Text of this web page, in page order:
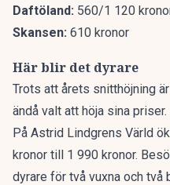
Daftöland: 560/1 120
Skansen: 610 kronor
Här blir det dyrare
Trots att årets snitthöjning
ändå valt att höja sina priser.
På Astrid Lindgrens Värld
kronor till 1 990 kronor.
dyrare för två vuxna och två